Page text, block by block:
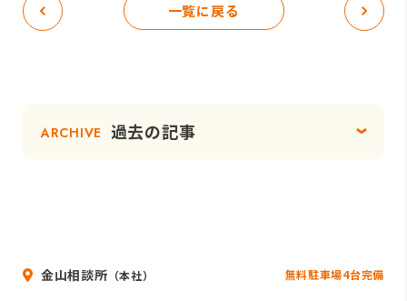
一覧に戻る
ARCHIVE 過去の記事
金山相談所 （本社） 無料駐車場4台完備